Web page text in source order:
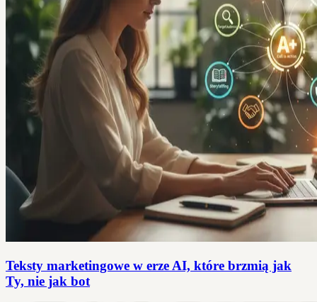
Teksty marketingowe w erze AI, które brzmią jak
Ty, nie jak bot